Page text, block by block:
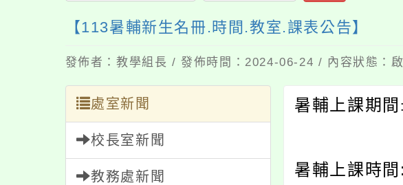
【113暑輔新生名冊.時間.教室.課表公告】
發佈者：教學組長 / 發佈時間：2024-06-24 / 內容狀態：
處室新聞
校長室新聞
教務處新聞
暑輔上課期間 :
暑輔上課時間 :